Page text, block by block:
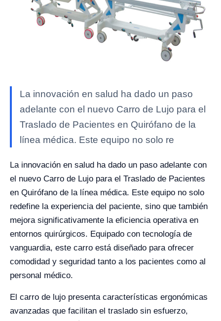
La innovación en salud ha dado un paso
adelante con el nuevo Carro de Lujo para el
Traslado de Pacientes en Quirófano de la
línea médica. Este equipo no solo re
La innovación en salud ha dado un paso adelante con
el nuevo Carro de Lujo para el Traslado de Pacientes
en Quirófano de la línea médica. Este equipo no solo
redefine la experiencia del paciente, sino que también
mejora significativamente la eficiencia operativa en
entornos quirúrgicos. Equipado con tecnología de
vanguardia, este carro está diseñado para ofrecer
comodidad y seguridad tanto a los pacientes como al
personal médico.
El carro de lujo presenta características ergonómicas
avanzadas que facilitan el traslado sin esfuerzo,